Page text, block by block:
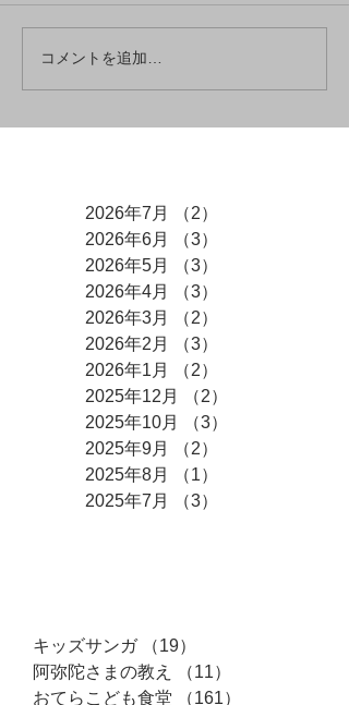
2026年7月 （2）
2026年6月
（3）
2026年5月
（3）
2026年4月
（3）
2026年3月
（2）
2026年2月
（3）
2026年1月
（2）
2025年12月
（2）
2025年10月
（3）
2025年9月
（2）
2025年8月
（1）
2025年7月
（3）
キッズサンガ （19）
阿弥陀さまの教え
（11）
おてらこども食堂
（161）
コメントを追加…